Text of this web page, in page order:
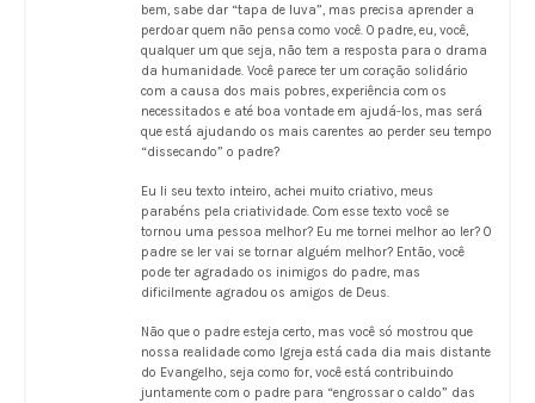
bem, sabe dar “tapa de luva”, mas precisa aprender a
perdoar quem não pensa como você. O padre, eu, você,
qualquer um que seja, não tem a resposta para o drama
da humanidade. Você parece ter um coração solidário
com a causa dos mais pobres, experiência com os
necessitados e até boa vontade em ajudá-los, mas será
que está ajudando os mais carentes ao perder seu tempo
“dissecando” o padre?
Eu li seu texto inteiro, achei muito criativo, meus
parabéns pela criatividade. Com esse texto você se
tornou uma pessoa melhor? Eu me tornei melhor ao ler? O
padre se ler vai se tornar alguém melhor? Então, você
pode ter agradado os inimigos do padre, mas
dificilmente agradou os amigos de Deus.
Não que o padre esteja certo, mas você só mostrou que
nossa realidade como Igreja está cada dia mais distante
do Evangelho, seja como for, você está contribuindo
juntamente com o padre para “engrossar o caldo” das